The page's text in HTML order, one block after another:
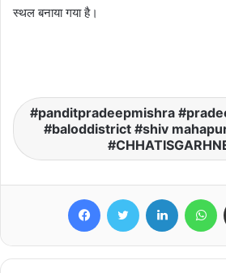
स्थल बनाया गया है।
panditpradeepmishra
#baloddistrict #shiv
FacebookTwitter LinkedIn